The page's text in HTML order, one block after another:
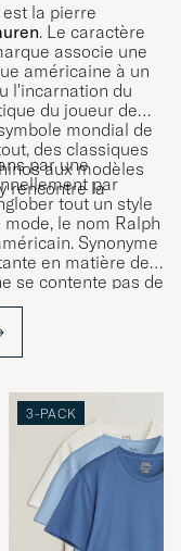
est la pierre
. Le caractère
associe une
américaine à un
l'incarnation du
du joueur de
mondial de
des classiques
aux modèles
rencontre la
par une
par
tout un style
le nom Ralph
Synonyme
en matière de
se contente pas de
; il vend un style
3-PACK